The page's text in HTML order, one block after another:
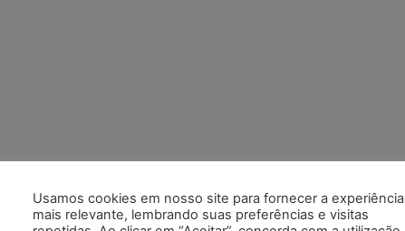
Usamos cookies em nosso site para fornecer a experiência
mais relevante, lembrando suas preferências e visitas